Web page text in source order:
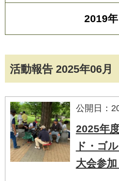
活動報告 2025年06月
公開日：
2025年
ド・ゴ
大会参加
2019年